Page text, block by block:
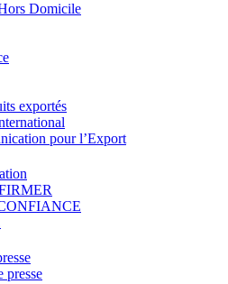
Domicile
exportés
pour l’Export
presse